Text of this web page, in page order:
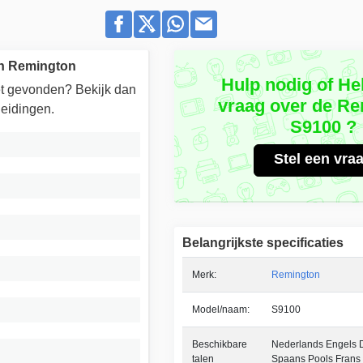
Hulp nodig of
vraag over de
S9100 ?
Stel een
Belangrijkste specificaties
Merk: Remington
Model/naam: S9100
Beschikbare
talen
Nederlands Engels
Spaans Pools
Remington
gevonden? Bekijk dan